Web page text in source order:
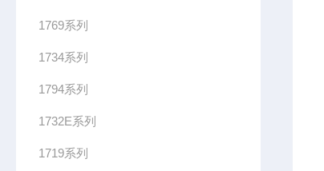
1769系列
1734系列
1794系列
1732E系列
1719系列